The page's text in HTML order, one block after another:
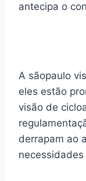
antecipa o
A sãopaulo
eles estão
visão de
derrapam ao